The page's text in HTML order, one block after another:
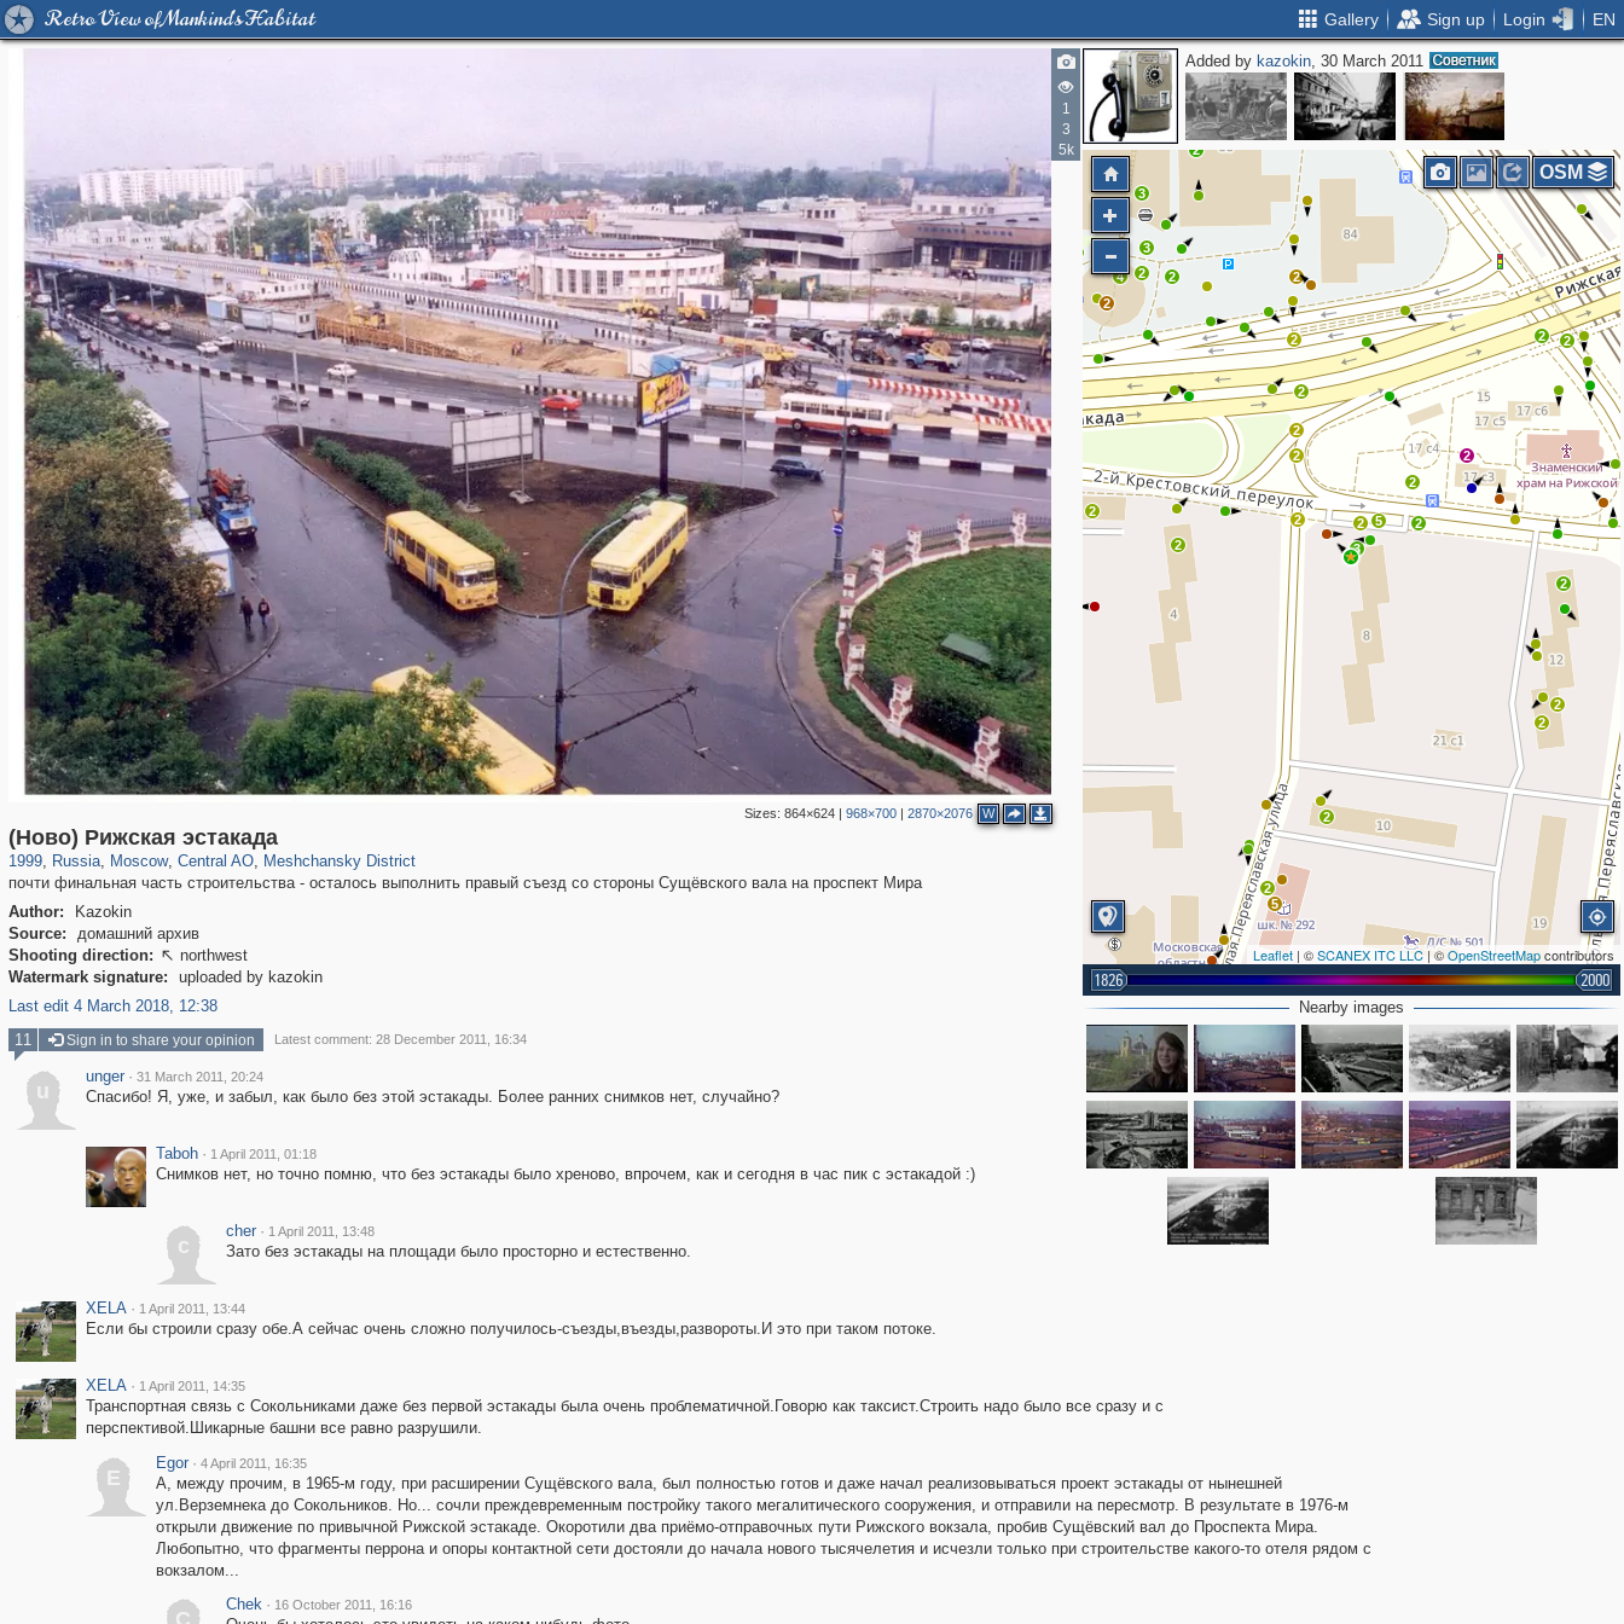
Retro View of Mankind's Habitat Gallery Sign up Login EN
1
3
5k
Sizes: 864×624| 968×700| 2870×2076 W
(Ново) Рижская эстакада
1999, Russia
1,406,849 29,243
, Moscow
319,861 8,286
, Central AO
160,009 5,916
, Meshchansky District
10,185
почти финальная часть строительства - осталось выполнить правый съезд со стороны Сущёвского вала на проспект Мира
Author:
Kazokin
Source:
домашний архив
Shooting direction:  northwest
Watermark signature:
uploaded by kazokin
Last edit 4 March 2018, 12:38
Added by kazokin, 30 March 2011
5
2
2
2
3
2 5
2
2
2
2
2
2
2 2
2
2 2
4
2
2
2
2
2
2
2
3
3
3
2
2 2
3
Leaflet | ©SCANEX ITC LLC| ©OpenStreetMapcontributors
1826 2000
OSM
Nearby images
11
Sign in to share your opinion Latest comment: 28 December 2011, 16:34
u
unger · 31 March 2011, 20:24
Спасибо! Я, уже, и забыл, как было без этой эстакады. Более ранних снимков нет, случайно?
Taboh · 1 April 2011, 01:18
Снимков нет, но точно помню, что без эстакады было хреново, впрочем, как и сегодня в час пик с эстакадой :)
c
cher · 1 April 2011, 13:48
Зато без эстакады на площади было просторно и естественно.
XELA · 1 April 2011, 13:44
Если бы строили сразу обе.А сейчас очень сложно получилось-съезды,въезды,развороты.И это при таком потоке.
XELA · 1 April 2011, 14:35
Транспортная связь с Сокольниками даже без первой эстакады была очень проблематичной.Говорю как таксист.Строить надо было все сразу и с
перспективой.Шикарные башни все равно разрушили.
E
Egor · 4 April 2011, 16:35
А, между прочим, в 1965-м году, при расширении Сущёвского вала, был полностью готов и даже начал реализовываться проект эстакады от нынешней
ул.Верземнека до Сокольников. Но... сочли преждевременным постройку такого мегалитического сооружения, и отправили на пересмотр. В результате в 1976-м
открыли движение по привычной Рижской эстакаде. Окоротили два приёмо-отправочных пути Рижского вокзала, пробив Сущёвский вал до Проспекта Мира.
Любопытно, что фрагменты перрона и опоры контактной сети достояли до начала нового тысячелетия и исчезли только при строительстве какого-то отеля рядом с
вокзалом...
C
Chek · 16 October 2011, 16:16